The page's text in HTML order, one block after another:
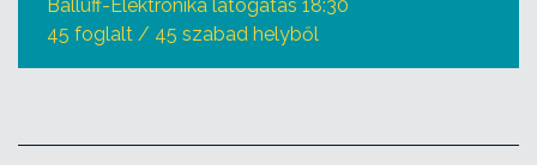
Balluff-Elektronika látogatás 18:30
45 foglalt / 45 szabad helyből